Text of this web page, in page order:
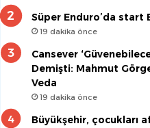
Süper Enduro’da start
19 dakika önce
Cansever
Demişti: Mahmut
Veda
19 dakika önce
Büyükşehir, çocukları